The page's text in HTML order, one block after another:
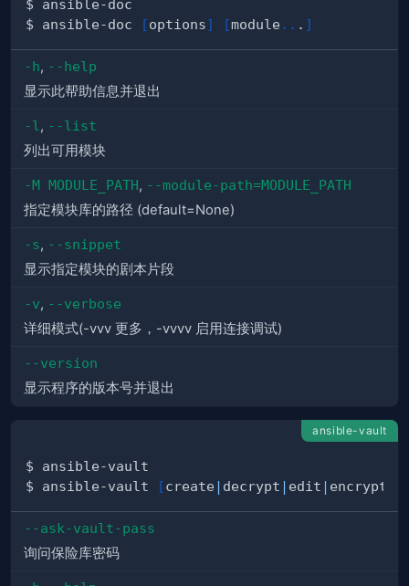
$ ansible-doc
[options] [module .. . ]
-h, --help
显示此帮助信息并退出
-l , --list
列出可用模块
-M MODULE_PATH, --module-path=MODULE_PATH
指定模块库的路径 (default=None)
-s, --snippet
显示指定模块的剧本片段
-v, --verbose
详细模式(-vvv 更多，-vvvv 启用连接调试)
--version
显示程序的版本号并退出
ansible-vault
$ ansible-vault
[create | decrypt | edit | encrypt
--ask-vault-pass
询问保险库密码